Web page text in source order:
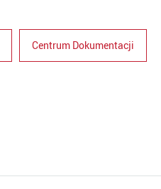
Centrum Dokumentacji